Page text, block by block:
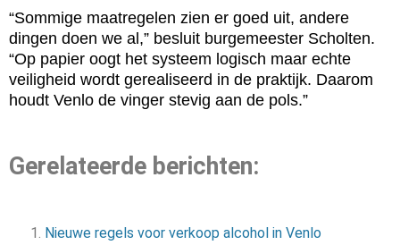
“Sommige maatregelen zien er goed uit, andere
dingen doen we al,” besluit burgemeester Scholten.
“Op papier oogt het systeem logisch maar echte
veiligheid wordt gerealiseerd in de praktijk. Daarom
houdt Venlo de vinger stevig aan de pols.”
Gerelateerde berichten:
Nieuwe regels voor verkoop alcohol in Venlo